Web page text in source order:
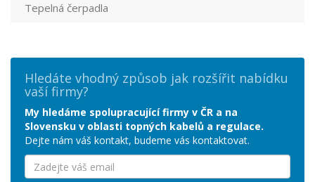
Tepelná čerpadla
Hledáte vhodný způsob jak rozšířit nabídku
vaší firmy?
My hledáme spolupracující firmy v ČR a na
Slovensku v oblasti topných kabelů a regulace.
Dejte nám váš kontakt, budeme vás kontaktovat.